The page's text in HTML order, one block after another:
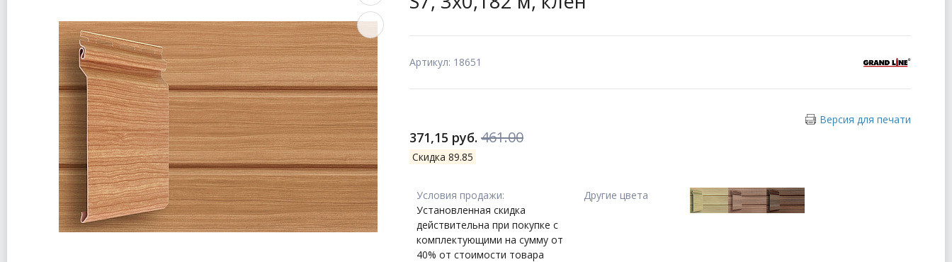
Артикул: 18651
Версия для печати
371,15 руб. 461.00
Скидка 89.85
Условия продажи:
Установленная скидка
действительна при покупке с
комплектующими на сумму от
40% от стоимости товара
Другие цвета